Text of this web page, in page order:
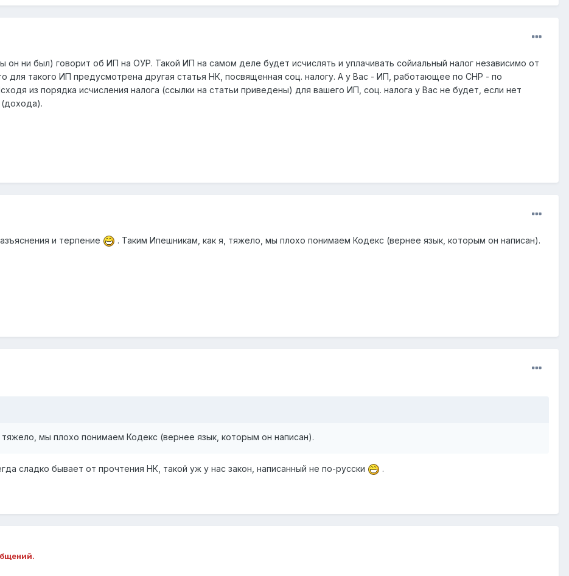
он ни был) говорит об ИП на ОУР. Такой ИП на самом деле будет исчислять и уплачивать сойиальный налог независимо от
для такого ИП предусмотрена другая статья НК, посвященная соц. налогу. А у Вас - ИП, работающее по СНР - по
из порядка исчисления налога (ссылки на статьи приведены) для вашего ИП, соц. налога у Вас не будет, если нет
и терпение . Таким Ипешникам, как я, тяжело, мы плохо понимаем Кодекс (вернее язык, которым он написан).
мы плохо понимаем Кодекс (вернее язык, которым он написан).
сладко бывает от прочтения НК, такой уж у нас закон, написанный не по-русски .